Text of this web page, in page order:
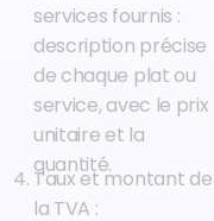
services fournis :
description précise
de chaque plat ou
service, avec le prix
unitaire et la
quantité.
Taux et montant de
la TVA :